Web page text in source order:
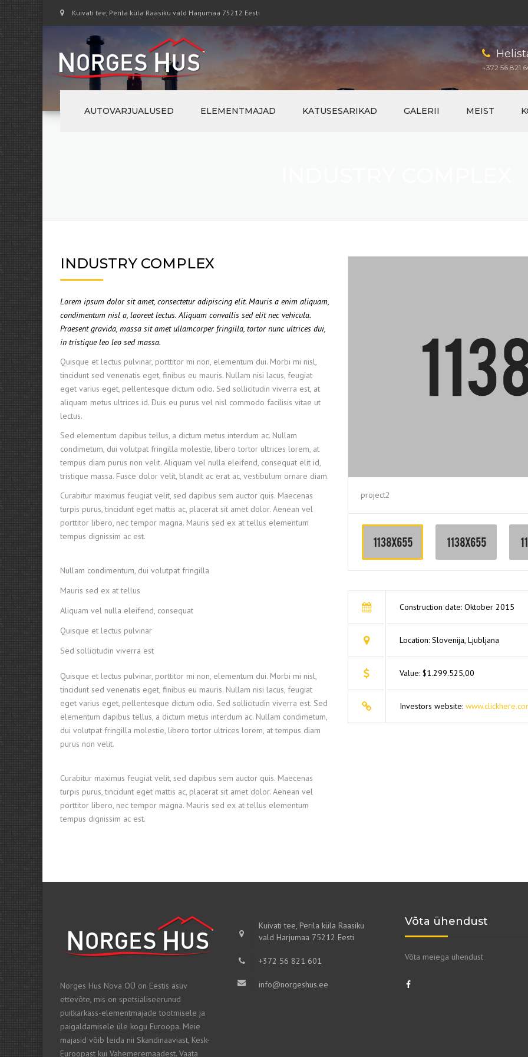
Kuivati tee, Perila küla Raasiku vald Harjumaa 75212 Eesti
+372 56 821
AUTOVARJUALUSED ELEMENTMAJAD KATUSESARIKAD GALERII MEIST
INDUSTRY COMPLEX
Lorem ipsum dolor sit amet, consectetur adipiscing elit. Mauris a enim aliquam,
condimentum nisl a, laoreet lectus. Aliquam convallis sed elit nec vehicula.
Praesent gravida, massa sit amet ullamcorper fringilla, tortor nunc ultrices dui,
in tristique leo leo sed massa.
Quisque et lectus pulvinar, porttitor mi non, elementum dui. Morbi mi nisl,
tincidunt sed venenatis eget, finibus eu mauris. Nullam nisi lacus, feugiat
eget varius eget, pellentesque dictum odio. Sed sollicitudin viverra est, at
aliquam metus ultrices id. Duis eu purus vel nisl commodo facilisis vitae ut
lectus.
Sed elementum dapibus tellus, a dictum metus interdum ac. Nullam
condimetum, dui volutpat fringilla molestie, libero tortor ultrices lorem, at
tempus diam purus non velit. Aliquam vel nulla eleifend, consequat elit id,
tristique massa. Fusce dolor velit, blandit ac erat ac, vestibulum ornare diam.
Curabitur maximus feugiat velit, sed dapibus sem auctor quis. Maecenas
turpis purus, tincidunt eget mattis ac, placerat sit amet dolor. Aenean vel
porttitor libero, nec tempor magna. Mauris sed ex at tellus elementum
tempus dignissim ac est.
Nullam condimentum, dui volutpat fringilla
Mauris sed ex at tellus
Aliquam vel nulla eleifend, consequat
Quisque et lectus pulvinar
Sed sollicitudin viverra est
Quisque et lectus pulvinar, porttitor mi non, elementum dui. Morbi mi nisl,
tincidunt sed venenatis eget, finibus eu mauris. Nullam nisi lacus, feugiat
eget varius eget, pellentesque dictum odio. Sed sollicitudin viverra est. Sed
elementum dapibus tellus, a dictum metus interdum ac. Nullam condimetum,
dui volutpat fringilla molestie, libero tortor ultrices lorem, at tempus diam
purus non velit.
Curabitur maximus feugiat velit, sed dapibus sem auctor quis. Maecenas
turpis purus, tincidunt eget mattis ac, placerat sit amet dolor. Aenean vel
porttitor libero, nec tempor magna. Mauris sed ex at tellus elementum
tempus dignissim ac est.
project2
Construction date: Oktober 2015
Location: Slovenija, Ljubljana
Value: $1.299.525,00
Investors website:
Norges Hus Nova OÜ on Eestis asuv
ettevõte, mis on spetsialiseerunud
puitkarkass-elementmajade tootmisele ja
paigaldamisele üle kogu Euroopa. Meie
majasid võib leida nii Skandinaaviast, Kesk-
Euroopast kui Vahemeremaadest. Vaata
Kuivati tee, Perila küla Raasiku
vald Harjumaa 75212 Eesti
+372 56 821 601
info@norgeshus.ee
Võta ühendust
Võta meiega ühendust